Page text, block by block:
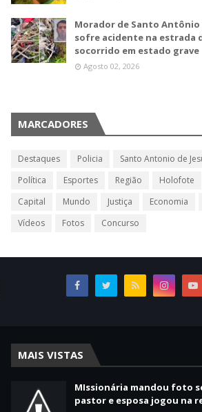
Morador de Santo Antônio
sofre acidente na estrada
socorrido em estado grave
Agosto 02, 2026
MARCADORES
Destaques Policia Santo Antonio de
Política
Esportes Região Holofote
Capital
Mundo Justiça Economia
Vídeos
Fotos Concurso
MAIS VISTAS
MIssionária mandou foto
pastor e esposa jogou na